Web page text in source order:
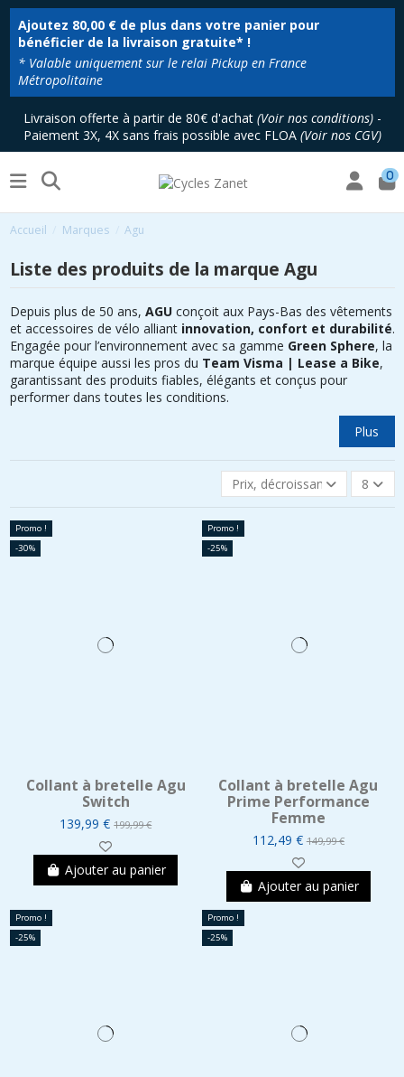
Ajoutez 80,00 €de plus dans votre panier pour
bénéficier de la livraison gratuite* !
* Valable uniquement sur le relai Pickup en France
Métropolitaine
Livraison offerte à partir de 80€ d'achat (Voir nos conditions)-
Paiement 3X, 4X sans frais possible avec FLOA (Voir nos CGV)
0
Accueil Marques Agu
Liste des produits de la marque Agu
Depuis plus de 50 ans, AGUconçoit aux Pays-Bas des vêtements
et accessoires de vélo alliant innovation, confort et durabilité.
Engagée pour l’environnement avec sa gamme Green Sphere, la
marque équipe aussi les pros du Team Visma | Lease a Bike,
garantissant des produits fiables, élégants et conçus pour
performer dans toutes les conditions.
Plus
Prix, décroissant 8
Promo !
-30%
Collant à bretelle Agu
Switch
139,99 €199,99 €
Ajouter au panier
Promo !
-25%
Collant à bretelle Agu
Prime Performance
Femme
112,49 €149,99 €
Ajouter au panier
Promo !
-25%
Promo !
-25%